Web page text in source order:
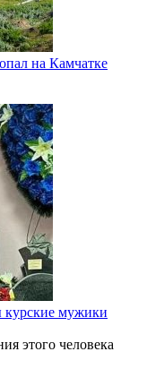
на Камчатке
курские мужики
этого человека